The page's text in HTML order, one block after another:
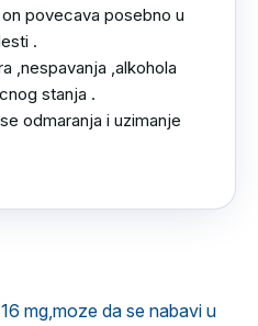
povecava posebno u
.
,nespavanja ,alkohola
stanja .
odmaranja i uzimanje
mg,moze da se nabavi u